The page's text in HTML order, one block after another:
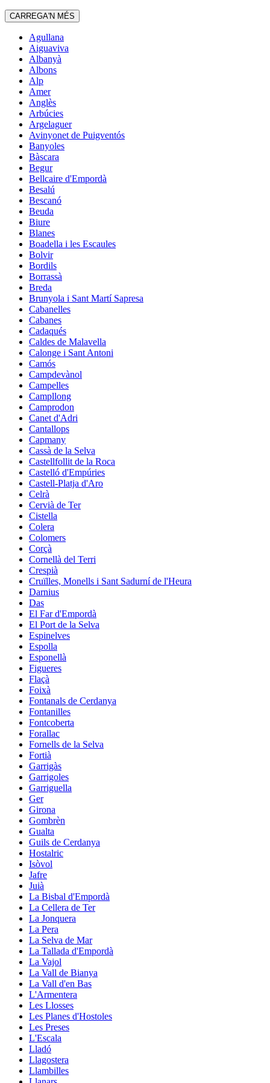
CARREGA'N MÉS
Agullana
Aiguaviva
Albanyà
Albons
Alp
Amer
Anglès
Arbúcies
Argelaguer
Avinyonet de Puigventós
Banyoles
Bàscara
Begur
Bellcaire d'Empordà
Besalú
Bescanó
Beuda
Biure
Blanes
Boadella i les Escaules
Bolvir
Bordils
Borrassà
Breda
Brunyola i Sant Martí Sapresa
Cabanelles
Cabanes
Cadaqués
Caldes de Malavella
Calonge i Sant Antoni
Camós
Campdevànol
Campelles
Campllong
Camprodon
Canet d'Adri
Cantallops
Capmany
Cassà de la Selva
Castellfollit de la Roca
Castelló d'Empúries
Castell-Platja d'Aro
Celrà
Cervià de Ter
Cistella
Colera
Colomers
Corçà
Cornellà del Terri
Crespià
Cruïlles, Monells i Sant Sadurní de l'Heura
Darnius
Das
El Far d'Empordà
El Port de la Selva
Espinelves
Espolla
Esponellà
Figueres
Flaçà
Foixà
Fontanals de Cerdanya
Fontanilles
Fontcoberta
Forallac
Fornells de la Selva
Fortià
Garrigàs
Garrigoles
Garriguella
Ger
Girona
Gombrèn
Gualta
Guils de Cerdanya
Hostalric
Isòvol
Jafre
Juià
La Bisbal d'Empordà
La Cellera de Ter
La Jonquera
La Pera
La Selva de Mar
La Tallada d'Empordà
La Vajol
La Vall de Bianya
La Vall d'en Bas
L'Armentera
Les Llosses
Les Planes d'Hostoles
Les Preses
L'Escala
Lladó
Llagostera
Llambilles